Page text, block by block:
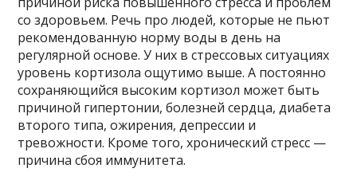
со здоровьем. Речь про людей, которые не пьют
рекомендованную норму воды в день на
регулярной основе. У них в стрессовых ситуациях
уровень кортизола ощутимо выше. А постоянно
сохраняющийся высоким кортизол может быть
причиной гипертонии, болезней сердца, диабета
второго типа, ожирения, депрессии и
тревожности. Кроме того, хронический стресс —
причина сбоя иммунитета.